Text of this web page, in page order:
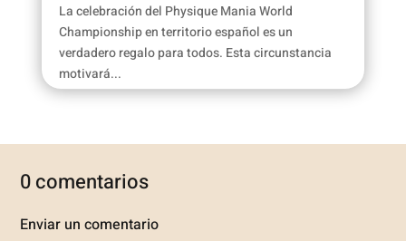
La celebración del Physique Mania World
Championship en territorio español es un
verdadero regalo para todos. Esta circunstancia
motivará...
0 comentarios
Enviar un comentario